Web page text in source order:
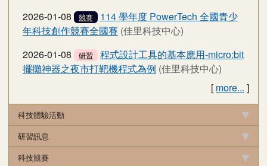
2026-01-08
競賽
114 學年度 PowerTech 全國青少
年科技創作競賽全國賽 (佳里科技中心)
2026-01-08
研習
程式設計工具的基本應用-micro:bit
擺攤神器之夜市打靶機程式為例 (佳里科技中心)
[ more... ]
科技體驗活動
研習訊息
科技競賽